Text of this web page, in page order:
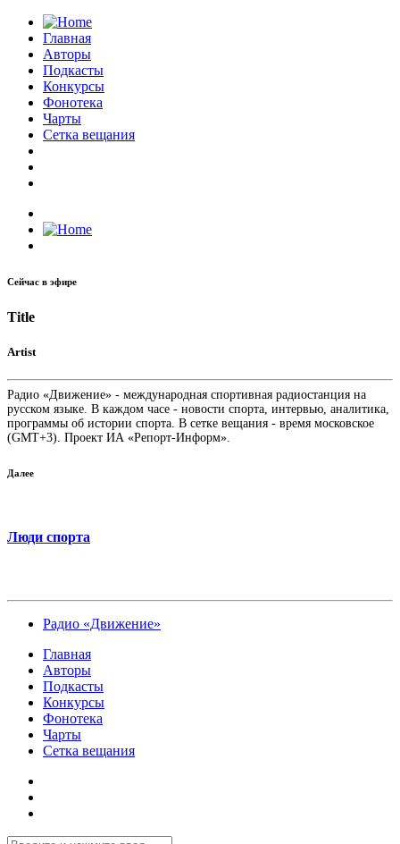
Главная
Авторы
Подкасты
Конкурсы
Фонотека
Чарты
Сетка вещания
Сейчас в эфире
Title
Artist
Радио «Движение» - международная спортивная радиостанция на
русском языке. В каждом часе - новости спорта, интервью, аналитика,
программы об истории спорта. В сетке вещания - время московское
(GMT+3). Проект ИА «Репорт-Информ».
Далее
Люди спорта
Радио «Движение»
Главная
Авторы
Подкасты
Конкурсы
Фонотека
Чарты
Сетка вещания